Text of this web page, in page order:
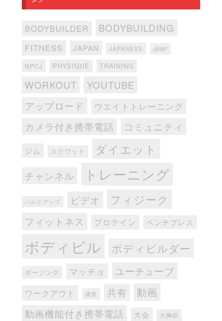
BODYBUILDER BODYBUILDING
FITNESS JAPAN JAPANESE JBBF
NPCJ PHYSIQUE TRAINING
WORKOUT
YOUTUBE
アップロード
ウエイトトレーニング
カメラ付き携帯電話 コミュニティ
ジム スクワット ダイエット
チャンネル トレーニング
バルクアップ ビデオ フィジーク
フィットネス プロテイン ベンチプレス
ボディビル ボディビルダー
ポージング マッチョ ユーチューブ
ワークアウト 健美 共有 動画
動画機能付き携帯電話 大会 大胸筋